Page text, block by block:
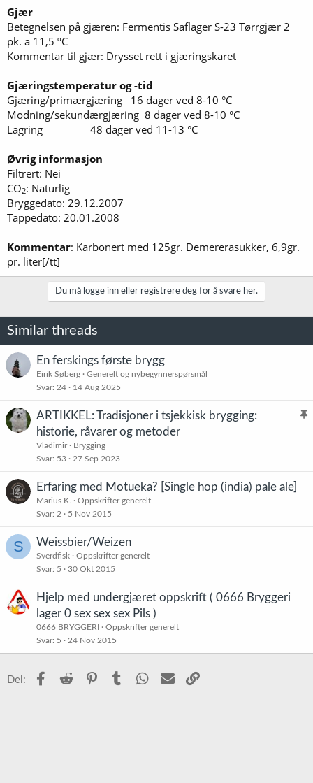
Gjær
Betegnelsen på gjæren: Fermentis Saflager S-23 Tørrgjær 2
pk. a 11,5 ºC
Kommentar til gjær: Drysset rett i gjæringskaret
Gjæringstemperatur og -tid
Gjæring/primærgjæring 16 dager ved 8-10 °C
Modning/sekundærgjæring 8 dager ved 8-10 °C
Lagring 48 dager ved 11-13 °C
Øvrig informasjon
Filtrert: Nei
CO2: Naturlig
Bryggedato: 29.12.2007
Tappedato: 20.01.2008
Kommentar: Karbonert med 125gr. Demererasukker, 6,9gr.
pr. liter[/tt]
Du må logge inn eller registrere deg for å svare her.
Similar threads
En ferskings første brygg
Eirik Søberg
Generelt og nybegynnerspørsmål
Svar 24 14 Aug 2025
K
ARTIKKEL: Tradisjoner i tsjekkisk brygging:
historie, råvarer og metoder
Vladimir
Brygging
Svar 53 27 Sep 2023
Erfaring med Motueka? [Single hop (india) pale ale]
Marius K.
Oppskrifter generelt
Svar 2 5 Nov 2015
S Weissbier/Weizen
Sverdfisk
Oppskrifter generelt
Svar 5 30 Okt 2015
Hjelp med undergjæret oppskrift ( 0666 Bryggeri
lager 0 sex sex sex Pils )
0666 BRYGGERI
Oppskrifter generelt
Svar 5 24 Nov 2015
Del: Facebook
Reddit PinterestTumblr WhatsApp
E-post